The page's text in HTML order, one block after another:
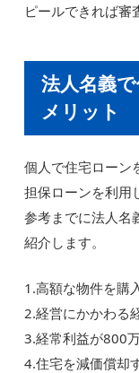
ピールできれば審
法人名義
メリット
個人で住宅ローン
担保ローンを利用
参考までに法人名
紹介します。
1.高額な物件を購
2.経営にかかわる
3.経常利益が800
4.住宅を減価償却